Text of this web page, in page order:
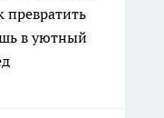
превратить
в уютный